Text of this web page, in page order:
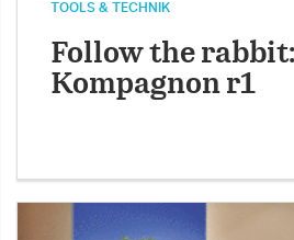
TOOLS & TECHNIK
Follow the
Kompagnon r1